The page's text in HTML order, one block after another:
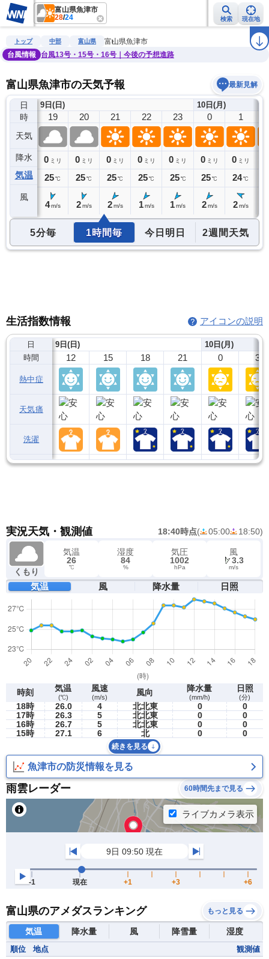
富山県魚津市
28/24 検索 現在地
雨雲レーダー 台風情報 地震情報 ラ
トップ 中部 富山県
富山県魚津市
台風情報
台風13号・15号・16号｜今後の予想進路
富山県魚津市の天気予報 最新見解
日
時
天気
降水
気温
風
9日(日)
18
0ミリ
26℃
19
0 ミリ
25℃
4 m/s
20
0 ミリ
25℃
2 m/s
21
0 ミリ
25℃
2 m/s
22
0 ミリ
25℃
1 m/s
23
0 ミリ
25 ℃
1m/s
10日(月)
0
0 ミリ
25℃
2 m/s
1
0 ミリ
24℃
2 m/s
5分毎 1時間毎 今日明日 2週間天気
生活指数情報 アイコンの説明
日
時間
熱中症
天気痛
洗濯
9日(日)
12 15 18 21
10日(月)
0 3
実況天気・観測値 18:40時点( 05:00 18:50)
くもり
気温
26
℃
湿度
84
%
気圧
1002
hPa
風
3.3
m/s
気温 風 降水量 日照
時刻 気温
(℃)
風速
(m/s) 風向 降水量
(mm/h)
日照
(分)
18時 26.0 4 北北東 0
0
17時
26.3 5 北北東 0
0
16時
26.7 5 北北東 0
0
15時
27.1 6 北 0 0
続きを見る
魚津市の防災情報を見る
雨雲レーダー 60時間先まで見る
富山県のアメダスランキング もっと見る
気温 降水量 風 降雪量 湿度
順位 地点 観測値